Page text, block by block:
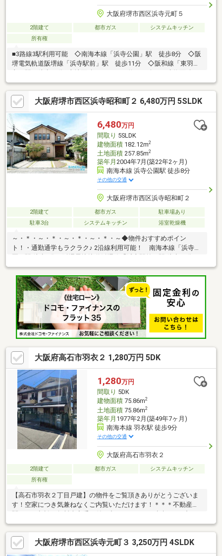
大阪府堺市西区浜寺元町５
2階建て 都市ガス
システムキッチン
所有権
■3路線3駅利用可能 ◇南海本線「浜寺公園」駅 徒歩8分 ◇阪
堺電気軌道阪堺線「浜寺駅前」駅 徒歩11分 ◇阪和線「東羽
100.44m2■2022年11月建築・４ＬＤＫの戸建■ＬＤＫ16帖■リビン
グに天窓あり■キッチンにパントリー・床下収納あり■食器洗浄乾
燥機付きシステムキッチン■各居室収納あり■1階・2階にトイレあ
り■カーポートあり
大阪府堺市西区浜寺昭和町２ 6,480万円 5SLDK
6,480万円
間取り 5SLDK
建物面積182.12m2
土地面積257.85m2
築年月 2004年7月(築22年2ヶ月)
南海本線 浜寺公園駅 徒歩8分
その他の交通
大阪府堺市西区浜寺昭和町２
2階建て 都市ガス
駐車場あり
駐車3台
システムキッチン 浴室乾燥機
～・＊・～・＊・～・＊・～・＊・～◆物件おすすめポイン
ト！・通勤通学もラクラク♪ 2沿線利用可能！ 南海本線「浜寺公
駐車スペースが3台分ございます！（車種による） 来客の際も大
変便利です。・北向き/前面道路約7.3ｍ・ゆとりある部屋数の
5SLDK！≪周辺環境≫・浜寺昭和小学校…徒歩5分・浜寺南中学
校…徒歩15分・イオンタウン…徒歩14分・ローソン…徒歩6分ハウ
スフリーダムは【東証スタンダード上場企業】です「見るだけ・
聞くだけ」OK！不動産購入や住宅ローンなどお気軽にご相談くだ
さい
大阪府高石市羽衣２ 1,280万円 5DK
1,280万円
間取り 5DK
建物面積75.86m2
土地面積75.86m2
築年月 1977年2月(築49年7ヶ月)
南海本線 羽衣駅 徒歩9分
その他の交通
大阪府高石市羽衣２
2階建て 都市ガス
システムキッチン
所有権
【高石市羽衣２丁目戸建】の物件をご覧頂きありがとうございま
す！空家につき気兼ねなくご内覧いただけます！＊＊＊不動産に
でお問い合わせくださいませ。TEL：072-247-7283【周辺環
境】・浜寺郵便局まで徒歩5分（350ｍ）・浜寺公園まで徒歩5分
（400ｍ）・ローソン浜寺公園店まで徒歩8分（600ｍ）・ファミ
リーマート羽衣駅西店まで徒歩9分（650ｍ）・オークワ高石羽衣
大阪府堺市西区浜寺元町３ 3,250万円 4SLDK